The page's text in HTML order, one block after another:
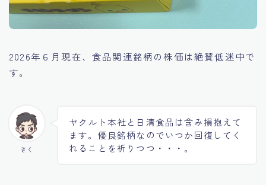
2026年６月現在、食品関連銘柄の株価は絶賛低迷中で
す。
きく
ヤクルト本社と日清食品は含み損抱えて
ます。優良銘柄なのでいつか回復してく
れることを祈りつつ・・・。